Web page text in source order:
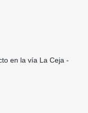
en la vía La Ceja -